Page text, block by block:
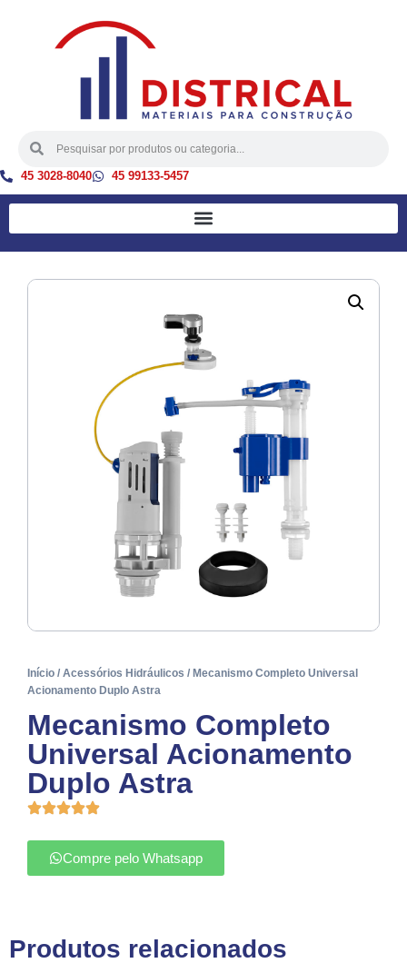
45 3028-8040 45 99133-5457
Início / Acessórios Hidráulicos / Mecanismo Completo Universal
Acionamento Duplo Astra
Mecanismo Completo
Universal Acionamento
Duplo Astra
Compre pelo Whatsapp
Produtos relacionados